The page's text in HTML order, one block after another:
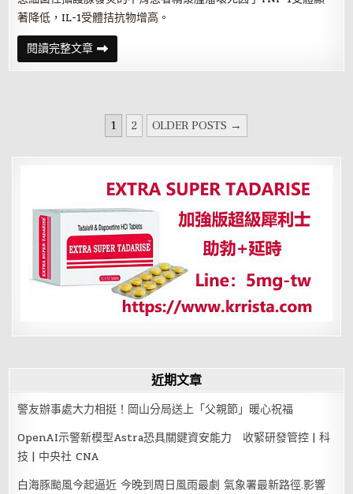
著降低，IL-1受體拮抗物增高。
閱讀完整文章攝
護
腺
不
1 2 OLDER POSTS →
近期文章
警友辦事處大力相挺！岡山分局送上「父親節」暖心祝福
OpenAI示警新模型Astra恐具關鍵資安能力 收緊研發管控 | 科
技 | 中央社 CNA
白海豚颱風今起逼近 今晚到周日風雨最劇 氣象署最新路徑.影響